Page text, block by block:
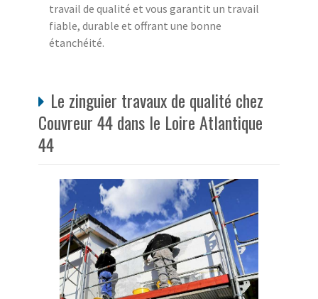
travail de qualité et vous garantit un travail
fiable, durable et offrant une bonne
étanchéité.
Le zinguier travaux de qualité chez
Couvreur 44 dans le Loire Atlantique
44